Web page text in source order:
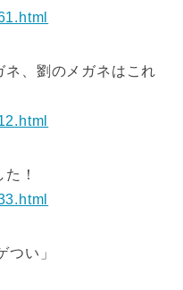
ネ、劉のメガネはこれ
！
つい」